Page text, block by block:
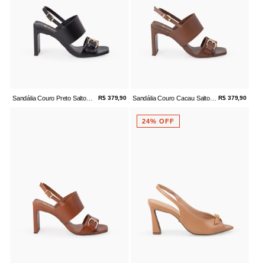
Sandália Couro Preto Salto
R$ 379,90
Sandália Couro Cacau Salto
R$ 379,90
24% OFF